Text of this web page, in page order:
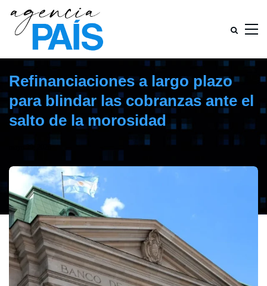
Refinanciaciones a largo plazo
para blindar las cobranzas ante el
salto de la morosidad